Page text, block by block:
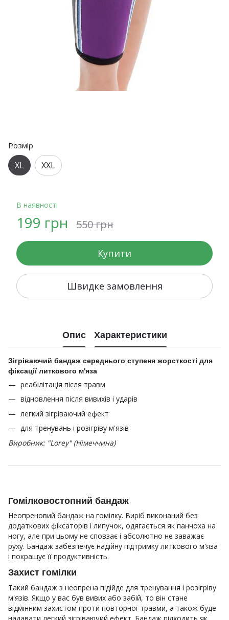
Розмір
XL XXL
В наявності
199 грн 550 грн
Купити
Швидке замовлення
Опис Характеристики
Зігріваючий бандаж середнього ступеня жорсткості для
фіксації литкового м'яза
реабілітація після травм
відновлення після вивихів і ударів
легкий зігріваючий ефект
для тренувань і розігріву м'язів
Виробник: "Lorey" (Німеччина)
Гомілковостопний бандаж
Неопреновий бандаж на гомілку. Виріб виконаний без
додаткових фіксаторів і липучок, одягається як панчоха на
ногу, але при цьому не сповзає і абсолютно не заважає
руху. Бандаж забезпечує надійну підтримку литкового м'яза
і покращує її продуктивність.
Захист гомілки
Такий бандаж з неопрена підійде для тренування і розігріву
м'язів. Якщо у вас був вивих або забій, то він стане
відмінним захистом проти повторної травми, а також буде